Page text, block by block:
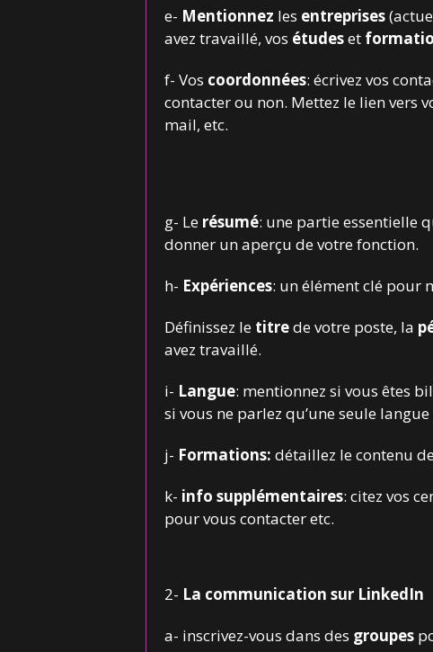
e- Mentionnez les entreprises
avez travaillé, vos étudeset
f- Vos coordonnées: écrivez vos
contacter ou non. Mettez le lien vers
mail, etc.
g- Le résumé: une partie essentielle
donner un aperçu de votre fonction.
h- Expériences: un élément clé pour
Définissez le titrede votre poste, la
avez travaillé.
i- Langue: mentionnez si vous êtes
si vous ne parlez qu’une seule
j- Formations: détaillez le contenu
k- info supplémentaires: citez vos
pour vous contacter etc.
2- La communication sur LinkedIn
a- inscrivez-vous dans des groupes